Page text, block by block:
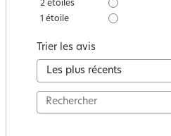
2 étoiles
1 étoile
Trier les avis